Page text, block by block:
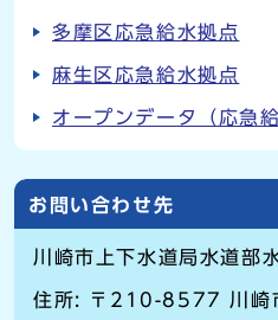
多摩区応急給水拠点
麻生区応急給水拠点
オープンデータ（応急
お問い合わせ先
川崎市上下水道局水道部
住所: 〒210-8577 川崎